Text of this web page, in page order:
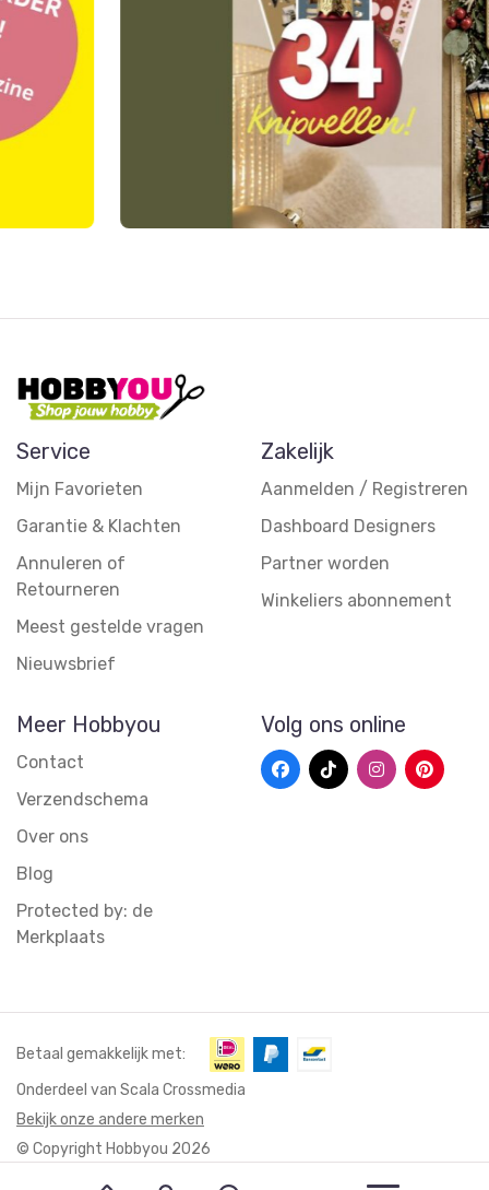
Service
Mijn Favorieten
Garantie & Klachten
Annuleren of
Retourneren
Meest gestelde vragen
Nieuwsbrief
Zakelijk
Aanmelden / Registreren
Dashboard Designers
Partner worden
Winkeliers abonnement
Meer Hobbyou
Contact
Verzendschema
Over ons
Blog
Protected by: de
Merkplaats
Volg ons online
© Copyright Hobbyou 2026
Onderdeel van Scala Crossmedia
Bekijk onze andere merken
Betaal gemakkelijk met: